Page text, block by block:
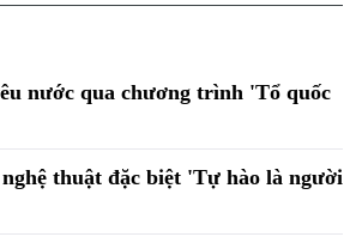
nước qua chương trình 'Tổ quốc
thuật đặc biệt 'Tự hào là người